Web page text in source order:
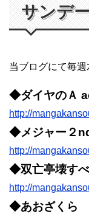
サンデ
当ブログにて毎週
◆ダイヤのＡ
http://
◆メジャー２
http://
◆双亡亭壊す
http://
◆あおざくら